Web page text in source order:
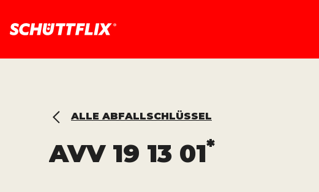
ALLE ABFALLSCHLÜSSEL
AVV 19 13 01*